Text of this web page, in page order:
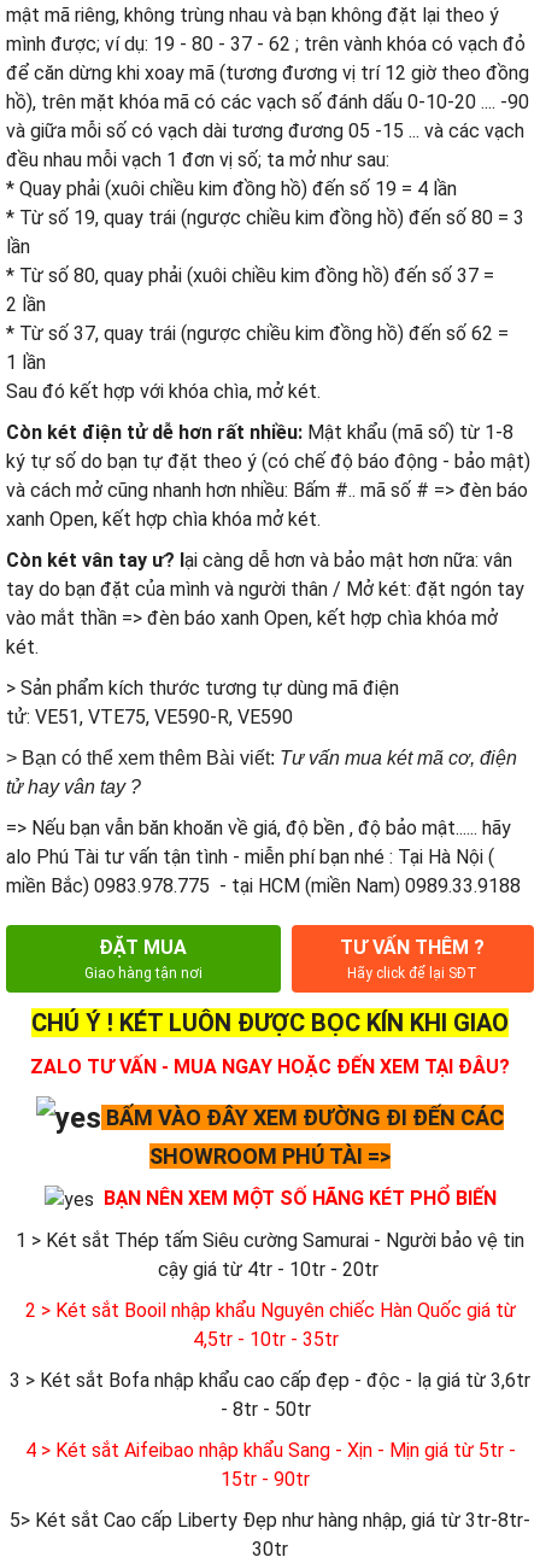
mật mã riêng, không trùng nhau và bạn không đặt lại theo ý
mình được; ví dụ: 19 - 80 - 37 - 62 ; trên vành khóa có vạch đỏ
để căn dừng khi xoay mã (tương đương vị trí 12 giờ theo đồng
hồ), trên mặt khóa mã có các vạch số đánh dấu 0-10-20 .... -90
và giữa mỗi số có vạch dài tương đương 05 -15 ... và các vạch
đều nhau mỗi vạch 1 đơn vị số; ta mở như sau:
* Quay phải (xuôi chiều kim đồng hồ) đến số 19 = 4 lần
* Từ số 19, quay trái (ngược chiều kim đồng hồ) đến số 80 = 3
lần
* Từ số 80, quay phải (xuôi chiều kim đồng hồ) đến số 37 =
2 lần
* Từ số 37, quay trái (ngược chiều kim đồng hồ) đến số 62 =
1 lần
Sau đó kết hợp với khóa chìa, mở két.
Còn két điện tử dễ hơn rất nhiều: Mật khẩu (mã số) từ 1-8
ký tự số do bạn tự đặt theo ý (có chế độ báo động - bảo mật)
và cách mở cũng nhanh hơn nhiều: Bấm #.. mã số # => đèn báo
xanh Open, kết hợp chìa khóa mở két.
Còn két vân tay ư? lại càng dễ hơn và bảo mật hơn nữa: vân
tay do bạn đặt của mình và người thân / Mở két: đặt ngón tay
vào mắt thần => đèn báo xanh Open, kết hợp chìa khóa mở
két.
> Sản phẩm kích thước tương tự dùng mã điện
tử: VE51, VTE75, VE590-R, VE590
> Bạn có thể xem thêm Bài viết: Tư vấn mua két mã cơ, điện
tử hay vân tay ?
=> Nếu bạn vẫn băn khoăn về giá, độ bền , độ bảo mật...... hãy
alo Phú Tài tư vấn tận tình - miễn phí bạn nhé : Tại Hà Nội (
miền Bắc) 0983.978.775 - tại HCM (miền Nam) 0989.33.9188
ĐẶT MUA
Giao hàng tận nơi
TƯ VẤN THÊM ?
Hãy click để lại SĐT
CHÚ Ý ! KÉT LUÔN ĐƯỢC BỌC KÍN KHI GIAO
ZALO TƯ VẤN - MUA NGAY HOẶC ĐẾN XEM TẠI ĐÂU?
BẤM VÀO ĐÂY XEM ĐƯỜNG ĐI ĐẾN CÁC
SHOWROOM PHÚ TÀI =>
BẠN NÊN XEM MỘT SỐ HÃNG KÉT PHỔ BIẾN
1 > Két sắt Thép tấm Siêu cường Samurai - Người bảo vệ tin
cậy giá từ 4tr - 10tr - 20tr
2 > Két sắt Booil nhập khẩu Nguyên chiếc Hàn Quốc giá từ
4,5tr - 10tr - 35tr
3 > Két sắt Bofa nhập khẩu cao cấp đẹp - độc - lạ giá từ 3,6tr
- 8tr - 50tr
4 > Két sắt Aifeibao nhập khẩu Sang - Xịn - Mịn giá từ 5tr -
15tr - 90tr
5> Két sắt Cao cấp Liberty Đẹp như hàng nhập, giá từ 3tr-8tr-
30tr